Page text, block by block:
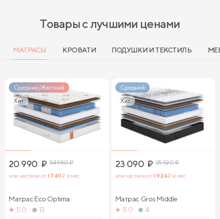
Товары с лучшими ценами
МАТРАСЫ КРОВАТИ ПОДУШКИ И ТЕКСТИЛЬ
Средний/Жесткий
Хит
20 990 ₽ 34 980₽
или частями от1 749₽ в мес.
Матрас Eco Optima
5.0
13
Средний
Хит
23 090 ₽ 35 520₽
или частями от1 924₽ в мес.
Матрас Gros Middle
5.0
4